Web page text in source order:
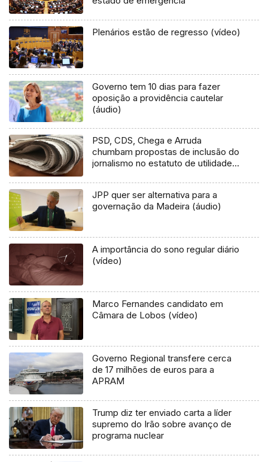
Plenários estão de regresso (vídeo)
Governo tem 10 dias para fazer
oposição a providência cautelar
(áudio)
PSD, CDS, Chega e Arruda
chumbam propostas de inclusão do
jornalismo no estatuto de utilidade
JPP quer ser alternativa para a
governação da Madeira (áudio)
A importância do sono regular diário
(vídeo)
Marco Fernandes candidato em
Câmara de Lobos (vídeo)
Governo Regional transfere cerca
de 17 milhões de euros para a
APRAM
Trump diz ter enviado carta a líder
supremo do Irão sobre avanço de
programa nuclear